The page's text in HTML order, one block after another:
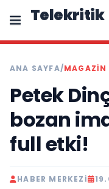
Telekritik
ANA SAYFA/MAGAZIN
Petek
bozan
full etki!
HABER MERKEZI